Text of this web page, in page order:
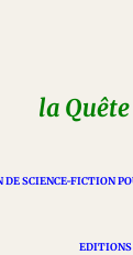
la
DE SCIENCE-FICTION